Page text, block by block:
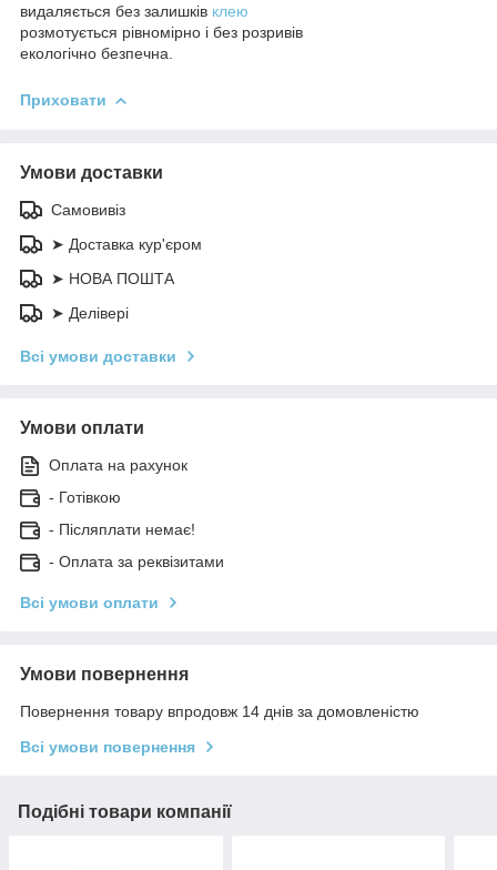
видаляється без залишків клею
розмотується рівномірно і без розривів
екологічно безпечна.
Приховати
Умови доставки
Самовивіз
➤ Доставка кур'єром
➤ НОВА ПОШТА
➤ Делівері
Всі умови доставки
Умови оплати
Оплата на рахунок
- Готівкою
- Післяплати немає!
- Оплата за реквізитами
Всі умови оплати
Умови повернення
Повернення товару впродовж 14 днів за домовленістю
Всі умови повернення
Подібні товари компанії